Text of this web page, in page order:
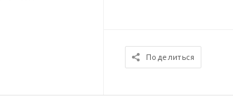
Поделиться